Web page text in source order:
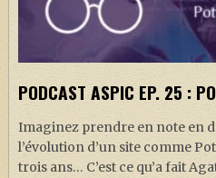
PODCAST ASPIC EP. 25 :
Imaginez prendre en note en
l’évolution d’un site comme
trois ans… C’est ce qu’a fait